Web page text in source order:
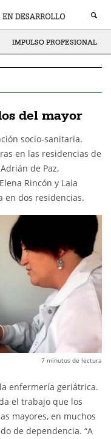
IMPULSO PROFESIONAL
del mayor
socio-sanitaria.
en las residencias de
de Paz,
Rincón y Laia
en dos residencias.
7 minutos de lectura
enfermería geriátrica.
el trabajo que los
mayores, en muchos
de dependencia. “A